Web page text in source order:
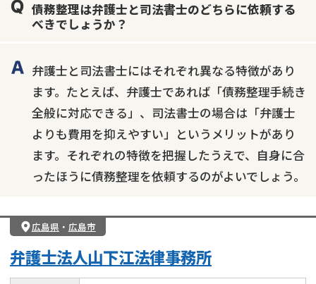
債務整理は弁護士と司法書士のどちらに依頼する
べきでしょうか？
弁護士と司法書士にはそれぞれ異なる特徴があり
ます。たとえば、弁護士であれば「債務整理手続き
全般に対応できる」、司法書士の場合は「弁護士
よりも費用を抑えやすい」というメリットがあり
ます。それぞれの特徴を把握したうえで、自身に合
ったほうに債務整理を依頼するのがよいでしょう。
広島県 ・ 広島市
弁護士法人山下江法律事務所